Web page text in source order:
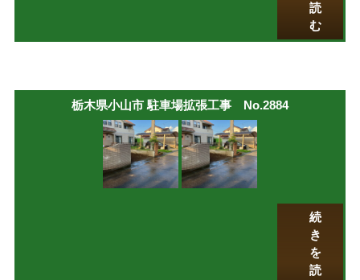
読
む
栃木県小山市 駐車場拡張工事 No.2884
続
き
を
読